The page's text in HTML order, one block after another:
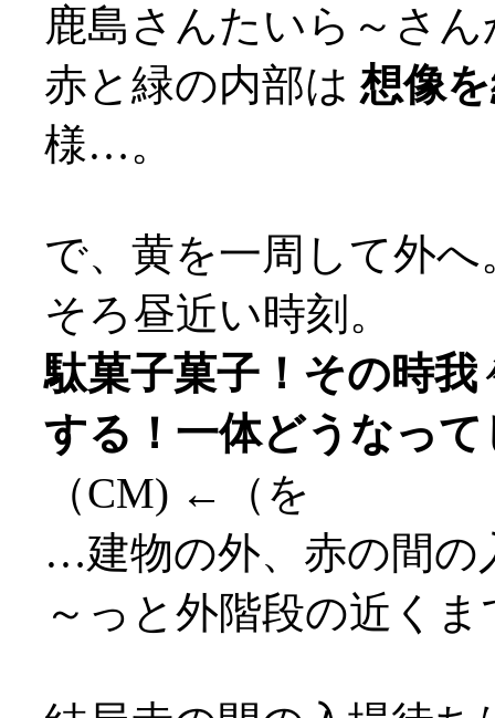
鹿島さんたいら～さ
赤と緑の内部は 想像
様…。
で、黄を一周して外
そろ昼近い時刻。
駄菓子菓子！その時
する！一体どうなっ
（CM) ←（を
…建物の外、赤の間の
～っと外階段の近く